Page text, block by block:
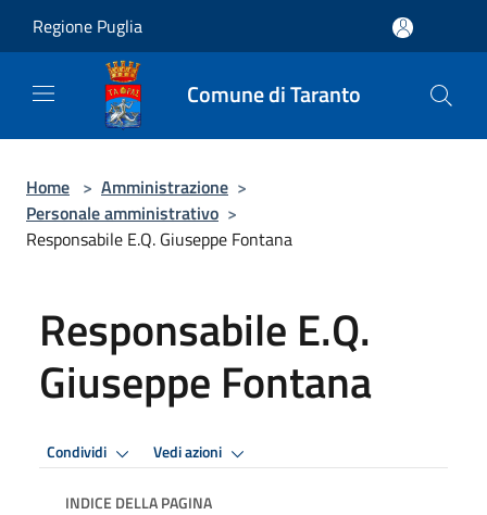
Regione Puglia
Comune di Taranto
Home > Amministrazione >
Personale amministrativo >
Responsabile E.Q. Giuseppe Fontana
Responsabile E.Q.
Giuseppe Fontana
Condividi Vedi azioni
INDICE DELLA PAGINA